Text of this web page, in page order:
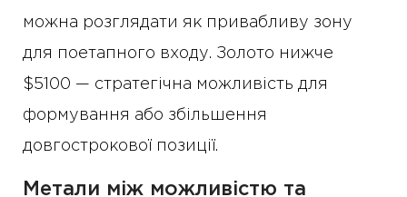
можна розглядати як привабливу зону
для поетапного входу. Золото нижче
$5100 — стратегічна можливість для
формування або збільшення
довгострокової позиції.
Метали між можливістю та